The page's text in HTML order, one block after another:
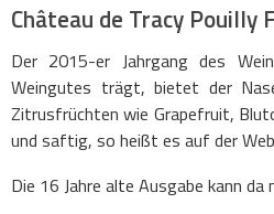
Château de Tracy Pouilly
Der 2015-er Jahrgang des
Weingutes trägt, bietet der
Zitrusfrüchten wie Grapefruit,
und saftig, so heißt es auf der
Die 16 Jahre alte Ausgabe kann